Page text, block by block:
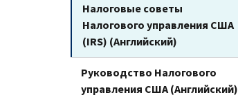
Налоговые советы
Налогового управления США
(IRS) (Английский)
Руководство Налогового
управления США (Английский)